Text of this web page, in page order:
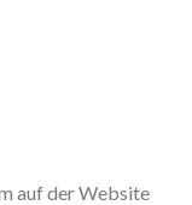
auf der Website